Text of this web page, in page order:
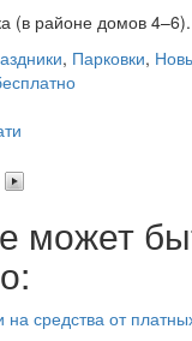
(в районе домов 4–6).
, Парковки,
может
средства от